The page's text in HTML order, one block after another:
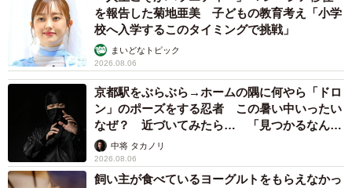
を報告した菊地亜美 子どもの教育考え「小学
校へ入学するこのタイミングで挑戦」
まいどなトピック
2026.08.06
京都駅をぶらぶら→ホームの隅に何やら「ドロ
ン」のポーズをする忍者 この暑い中いったい
なぜ？ 近づいてみたら… 「見つかるなんて
未熟」中将 タカノリ
2026.08.06
飼い主が食べているヨーグルトをもらえなかっ